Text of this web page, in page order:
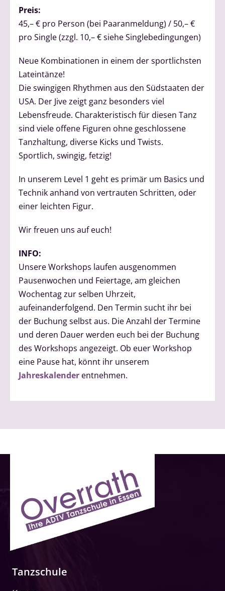
Preis:
45,– € pro Person (bei Paaranmeldung) / 50,– €
pro Single (zzgl. 10,– € siehe Singlebedingungen)
Neue Kombinationen in einem der sportlichsten
Lateintänze!
Die swingigen Rhythmen aus den Südstaaten der
USA. Der Jive zeigt ganz besonders viel
Lebensfreude. Charakteristisch für diesen Tanz
sind viele offene Figuren ohne geschlossene
Tanzhaltung, diverse Kicks und Twists.
Sportlich, swingig, fetzig!
In unserem Level 1 geht es primär um Basics und
Technik anhand von vertrauten Schritten, oder
einer leichten Figur.
Wir freuen uns auf euch!
INFO:
Unsere Workshops laufen ausgenommen
Pausenwochen und Feiertage, am gleichen
Wochentag zur selben Uhrzeit,
aufeinanderfolgend. Den Termin sucht ihr bei
der Buchung selbst aus. Die Anzahl der Termine
und deren Dauer werden euch bei der Buchung
des Workshops angezeigt. Ob euer Workshop
eine Pause hat, könnt ihr unserem
Jahreskalender entnehmen.
Tanzschule